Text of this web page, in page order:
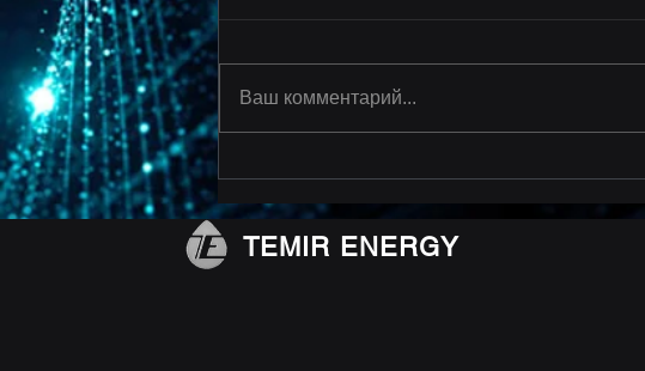
системы заканчивания
МГРП выполнена!
Ваш комментарий...
TEMIR ENERGY